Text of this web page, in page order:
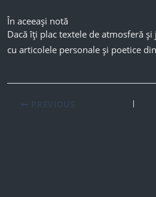
În aceeași notă
Dacă îți plac textele de atmosferă
cu articolele personale și poetice
PREVIOUS